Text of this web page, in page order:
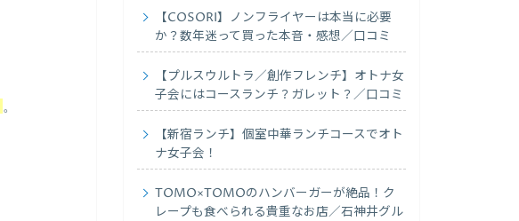
。
【COSORI】ノンフライヤーは本当に必要
か？数年迷って買った本音・感想／口コミ
【プルスウルトラ／創作フレンチ】オトナ女
子会にはコースランチ？ガレット？／口コミ
【新宿ランチ】個室中華ランチコースでオト
ナ女子会！
TOMO×TOMOのハンバーガーが絶品！ク
レープも食べられる貴重なお店／石神井グル